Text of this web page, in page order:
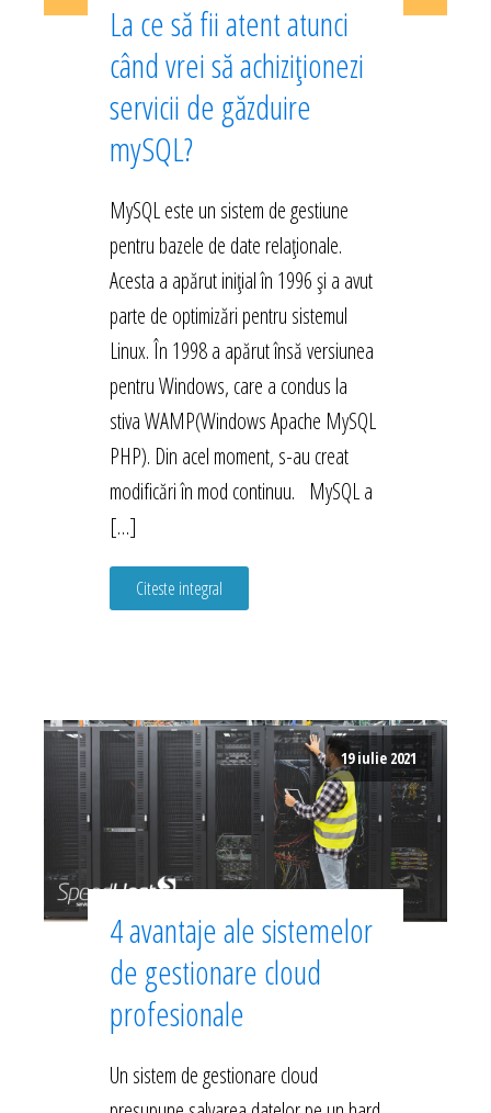
La ce să fii atent atunci
când vrei să achiziționezi
servicii de găzduire
mySQL?
MySQL este un sistem de gestiune
pentru bazele de date relaționale.
Acesta a apărut inițial în 1996 și a avut
parte de optimizări pentru sistemul
Linux. În 1998 a apărut însă versiunea
pentru Windows, care a condus la
stiva WAMP(Windows Apache MySQL
PHP). Din acel moment, s-au creat
modificări în mod continuu. MySQL a
[…]
Citeste integral
19 iulie 2021
4 avantaje ale sistemelor
de gestionare cloud
profesionale
Un sistem de gestionare cloud